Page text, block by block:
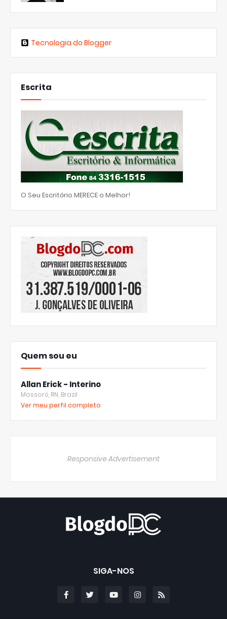
Tecnologia do Blogger
Escrita
O Seu Escritório MERECE o Melhor!
Quem sou eu
Allan Erick - Interino
Mossoró, RN, Brazil
Ver meu perfil completo
Responsive Advertisement
SIGA-NOS